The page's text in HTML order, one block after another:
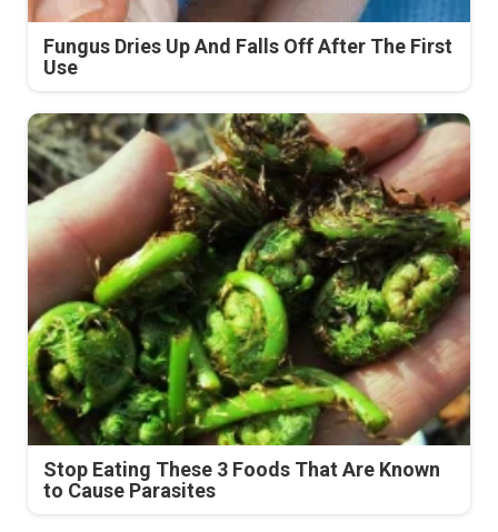
Fungus Dries Up And Falls Off After The First
Use
Stop Eating These 3 Foods That Are Known
to Cause Parasites